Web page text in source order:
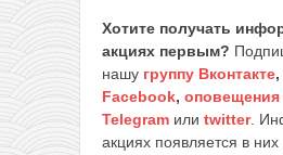
Хотите получать
акциях первым?
нашу группу Вконтакте,
Facebook, оповещения
Telegram или twitter.
акциях появляется в них